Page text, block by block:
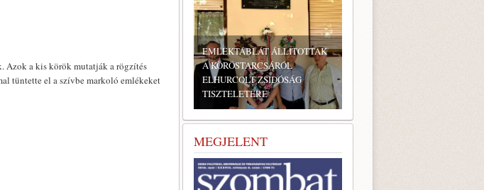
Azok a kis körök mutatják a rögzítés
tüntette el a szívbe markoló emlékeket
EMLÉKTÁBLÁT ÁLLÍTOTTAK
A KÖRÖSTARCSÁRÓL
ELHURCOLT ZSIDÓSÁG
TISZTELETÉRE
MEGJELENT